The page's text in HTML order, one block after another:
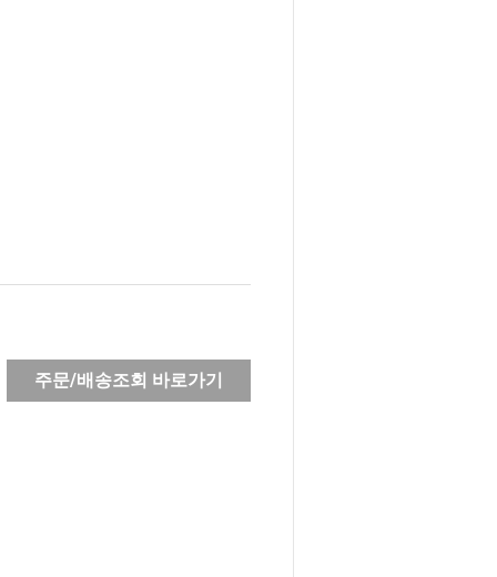
주문/배송조회 바로가기